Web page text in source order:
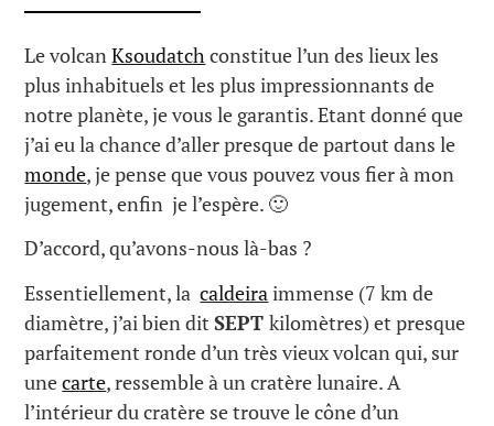
Le volcanKsoudatchconstitue l’un des lieux les
plus inhabituels et les plus impressionnants de
notre planète, je vous le garantis. Etant donné que
j’ai eu la chance d’aller presque de partout dans le
monde, je pense que vous pouvez vous fier à mon
jugement, enfin je l’espère. 🙂
D’accord, qu’avons-nous là-bas ?
Essentiellement, lacaldeiraimmense (7 km de
diamètre, j’ai bien ditSEPTkilomètres) et presque
parfaitement ronde d’un très vieux volcan qui, sur
unecarte, ressemble à un cratère lunaire. A
l’intérieur du cratère se trouve le cône d’un